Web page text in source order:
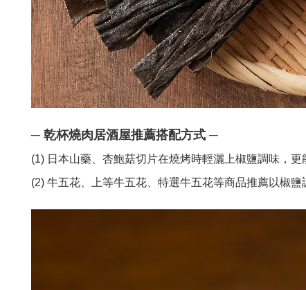
─ 乾杯燒肉居酒屋推薦搭配方式 ─
(1) 日本山藥、杏鮑菇切片在燒烤時輕灑上椒鹽調味，更
(2) 牛五花、上等牛五花、特選牛五花等商品推薦以椒鹽